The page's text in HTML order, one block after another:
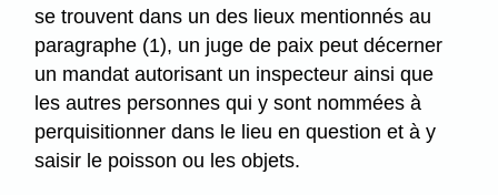
se trouvent dans un des lieux mentionnés au
paragraphe (1), un juge de paix peut décerner
un mandat autorisant un inspecteur ainsi que
les autres personnes qui y sont nommées à
perquisitionner dans le lieu en question et à y
saisir le poisson ou les objets.